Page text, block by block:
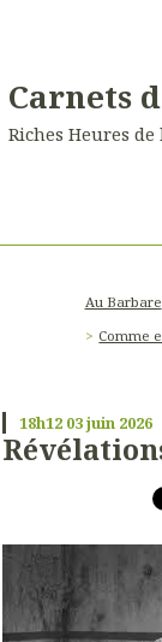
Carnets
Riches Heures
Au Barbare
Comme
18h12 03juin 2026